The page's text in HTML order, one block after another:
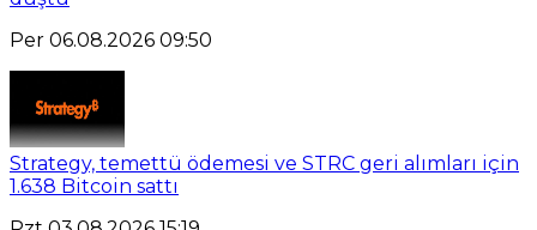
Per 06.08.2026 09:50
Strategy, temettü ödemesi ve STRC geri alımları için
1.638 Bitcoin sattı